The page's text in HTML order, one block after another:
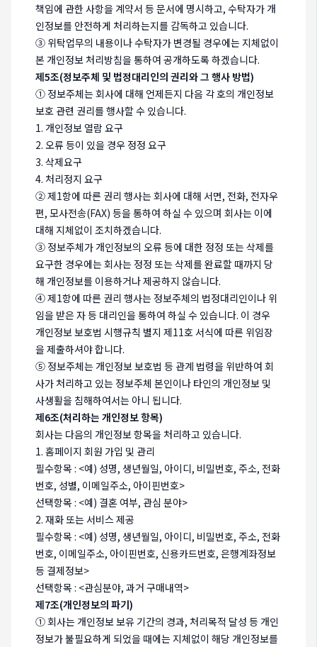
책임에 관한 사항을 계약서 등 문서에 명시하고, 수탁자가 개
인정보를 안전하게 처리하는지를 감독하고 있습니다.
③ 위탁업무의 내용이나 수탁자가 변경될 경우에는 지체없이
본 개인정보 처리방침을 통하여 공개하도록 하겠습니다.
제5조(정보주체 및 법정대리인의 권리와 그 행사 방법)
① 정보주체는 회사에 대해 언제든지 다음 각 호의 개인정보
보호 관련 권리를 행사할 수 있습니다.
1. 개인정보 열람 요구
2. 오류 등이 있을 경우 정정 요구
3. 삭제요구
4. 처리정지 요구
② 제1항에 따른 권리 행사는 회사에 대해 서면, 전화, 전자우
편, 모사전송(FAX) 등을 통하여 하실 수 있으며 회사는 이에
대해 지체없이 조치하겠습니다.
③ 정보주체가 개인정보의 오류 등에 대한 정정 또는 삭제를
요구한 경우에는 회사는 정정 또는 삭제를 완료할 때까지 당
해 개인정보를 이용하거나 제공하지 않습니다.
④ 제1항에 따른 권리 행사는 정보주체의 법정대리인이나 위
임을 받은 자 등 대리인을 통하여 하실 수 있습니다. 이 경우
개인정보 보호법 시행규칙 별지 제11호 서식에 따른 위임장
을 제출하셔야 합니다.
⑤ 정보주체는 개인정보 보호법 등 관계 법령을 위반하여 회
사가 처리하고 있는 정보주체 본인이나 타인의 개인정보 및
사생활을 침해하여서는 아니 됩니다.
제6조(처리하는 개인정보 항목)
회사는 다음의 개인정보 항목을 처리하고 있습니다.
1. 홈페이지 회원 가입 및 관리
필수항목 : <예) 성명, 생년월일, 아이디, 비밀번호, 주소, 전화
번호, 성별, 이메일주소, 아이핀번호>
선택항목 : <예) 결혼 여부, 관심 분야>
2. 재화 또는 서비스 제공
필수항목 : <예) 성명, 생년월일, 아이디, 비밀번호, 주소, 전화
번호, 이메일주소, 아이핀번호, 신용카드번호, 은행계좌정보
등 결제정보>
선택항목 : <관심분야, 과거 구매내역>
제7조(개인정보의 파기)
① 회사는 개인정보 보유 기간의 경과, 처리목적 달성 등 개인
정보가 불필요하게 되었을 때에는 지체없이 해당 개인정보를